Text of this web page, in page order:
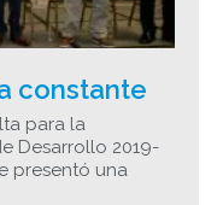
constante
para la
Desarrollo 2019-
presentó una